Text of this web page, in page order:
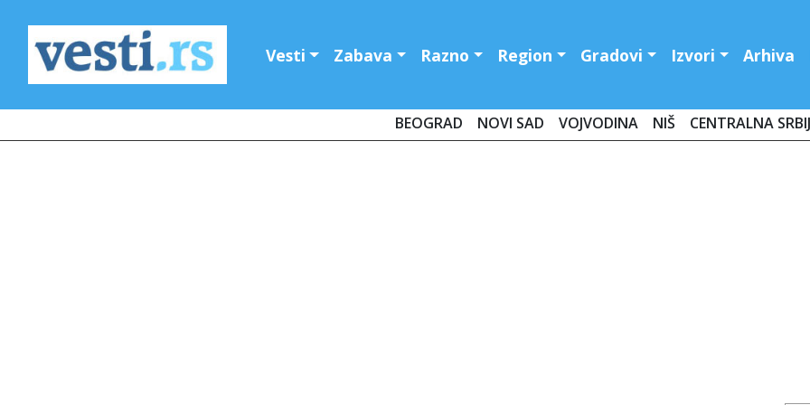
Vesti Zabava Razno Region Gradovi Izvori Arhiva
BEOGRAD NOVI SAD VOJVODINA NIŠ CENTRALNA